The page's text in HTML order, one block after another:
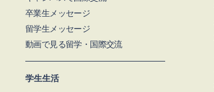
卒業生メッセージ
留学生メッセージ
動画で見る留学・国際交流
学生生活